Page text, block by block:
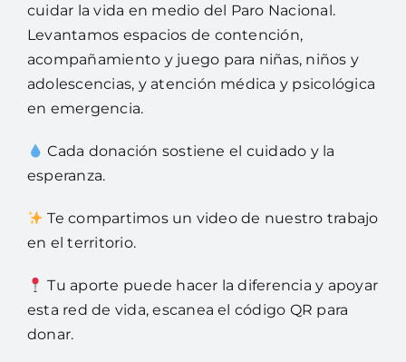
cuidar la vida en medio del Paro Nacional.
Levantamos espacios de contención,
acompañamiento y juego para niñas, niños y
adolescencias, y atención médica y psicológica
en emergencia.
Cada donación sostiene el cuidado y la
esperanza.
Te compartimos un video de nuestro trabajo
en el territorio.
Tu aporte puede hacer la diferencia y apoyar
esta red de vida, escanea el código QR para
donar.